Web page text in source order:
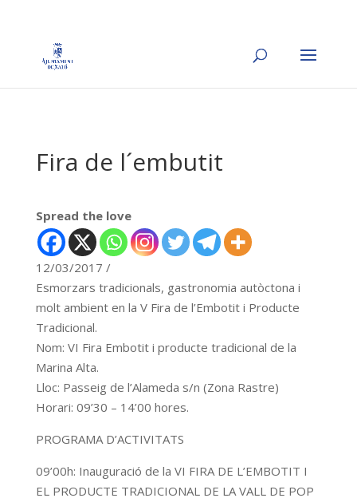
Fira de l´embutit
Spread the love
12/03/2017 /
Esmorzars tradicionals, gastronomia autòctona i
molt ambient en la V Fira de l’Embotit i Producte
Tradicional.
Nom: VI Fira Embotit i producte tradicional de la
Marina Alta.
Lloc: Passeig de l’Alameda s/n (Zona Rastre)
Horari: 09’30 – 14’00 hores.
PROGRAMA D’ACTIVITATS
09’00h: Inauguració de la VI FIRA DE L’EMBOTIT I
EL PRODUCTE TRADICIONAL DE LA VALL DE POP